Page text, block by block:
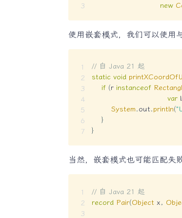
new
使用嵌套模式，我们可以使用
// 自 Java 21 起
static void
if (r instanceof
var
System.out.println(
}
}
当然，嵌套模式也可能匹配失败
// 自 Java 21 起
record Pair(Object x,